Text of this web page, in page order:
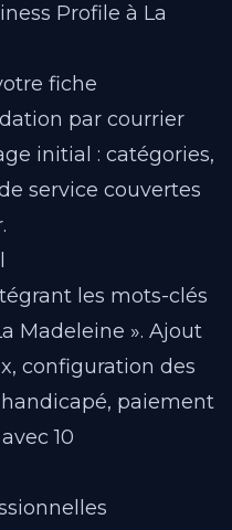
Profile à La
fiche
par courrier
initial : catégories,
service couvertes
les mots-clés
Madeleine ». Ajout
configuration des
paiement
10